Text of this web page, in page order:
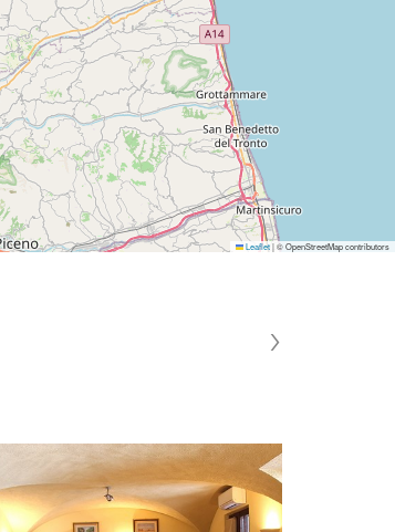
Leaflet|© OpenStreetMap contributors
›